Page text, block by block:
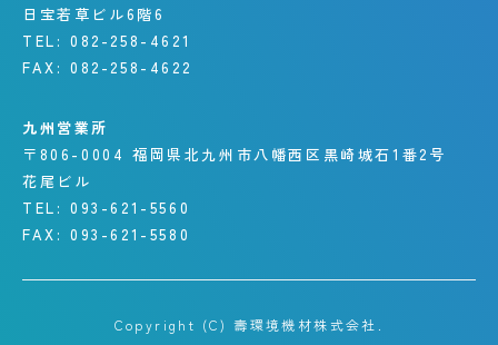
日宝若草ビル6階6
TEL: 082-258-4621
FAX: 082-258-4622
九州営業所
〒806-0004 福岡県北九州市八幡西区 黒崎城石1番2号
花尾ビル
TEL: 093-621-5560
FAX: 093-621-5580
Copyright (C) 壽環境機材株式会社.